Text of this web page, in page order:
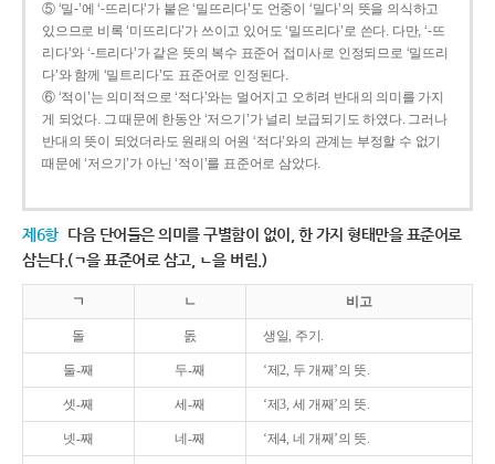
⑤ ‘밀-’에 ‘-뜨리다’가 붙은 ‘밀뜨리다’도 언중이 ‘밀다’의 뜻을 의식하고
있으므로 비록 ‘미뜨리다’가 쓰이고 있어도 ‘밀뜨리다’로 쓴다. 다만, ‘-뜨
리다’와 ‘-트리다’가 같은 뜻의 복수 표준어 접미사로 인정되므로 ‘밀뜨리
다’와 함께 ‘밀트리다’도 표준어로 인정된다.
⑥ ‘적이’는 의미적으로 ‘적다’와는 멀어지고 오히려 반대의 의미를 가지
게 되었다. 그 때문에 한동안 ‘저으기’가 널리 보급되기도 하였다. 그러나
반대의 뜻이 되었더라도 원래의 어원 ‘적다’와의 관계는 부정할 수 없기
때문에 ‘저으기’가 아닌 ‘적이’를 표준어로 삼았다.
제6항 다음 단어들은 의미를 구별함이 없이, 한 가지 형태만을 표준어로
삼는다.(ㄱ을 표준어로 삼고, ㄴ을 버림.)
ㄱ ㄴ 비고
돌 돐 생일, 주기.
둘-째 두-째 ‘제2, 두 개째’의 뜻.
셋-째 세-째 ‘제3, 세 개째’의 뜻.
넷-째 네-째 ‘제4, 네 개째’의 뜻.